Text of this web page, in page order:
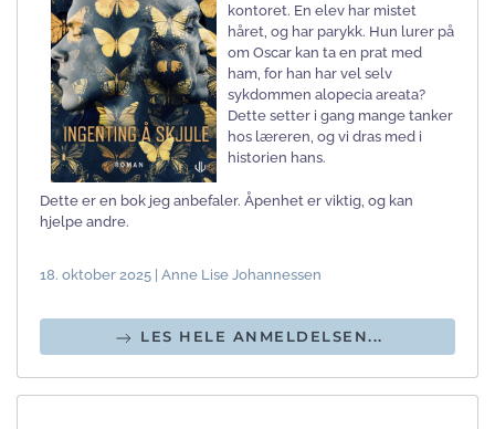
kontoret. En elev har mistet
håret, og har parykk. Hun lurer på
om Oscar kan ta en prat med
ham, for han har vel selv
sykdommen alopecia areata?
Dette setter i gang mange tanker
hos læreren, og vi dras med i
historien hans.
Dette er en bok jeg anbefaler. Åpenhet er viktig, og kan
hjelpe andre.
18. oktober 2025 | Anne Lise Johannessen
LES HELE ANMELDELSEN...